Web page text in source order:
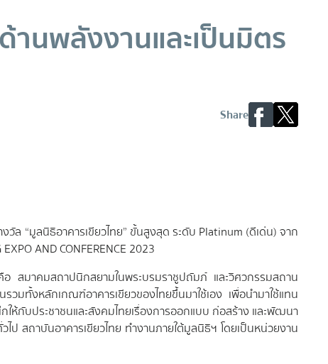
านพลังงานและเป็นมิตร
Share
ล “มูลนิธิอาคารเขียวไทย” ขั้นสูงสุด ระดับ Platinum (ดีเด่น) จาก
AND CONFERENCE 2023
สมาคมสถาปนิกสยามในพระบรมราชูปถัมภ์ และวิศวกรรมสถาน
ทั้งหลักเกณฑ์อาคารเขียวของไทยขึ้นมาใช้เอง เพื่อนำมาใช้แทน
ห้กับประชาชนและสังคมไทยเรื่องการออกแบบ ก่อสร้าง และพัฒนา
ป สถาบันอาคารเขียวไทย ทำงานภายใต้มูลนิธิฯ โดยเป็นหน่วยงาน